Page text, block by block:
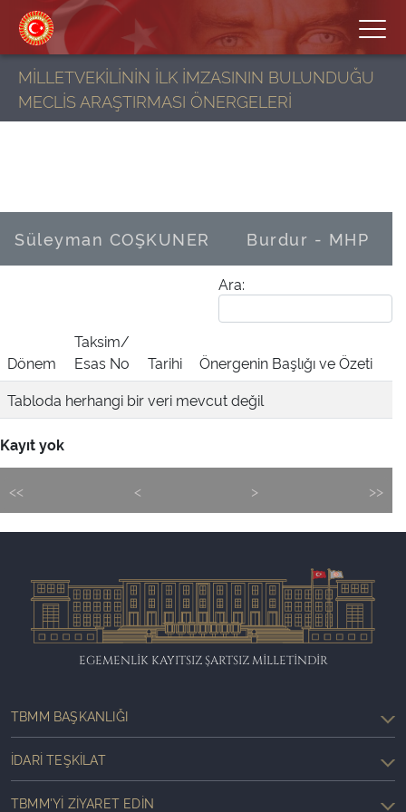
MİLLETVEKİLİNİN İLK İMZASININ BULUNDUĞU
MECLİS ARAŞTIRMASI ÖNERGELERİ
Süleyman COŞKUNER Burdur - MHP
Ara:
Dönem
Taksim/
Esas No
Tarihi
Önergenin Başlığı ve Özeti
Tabloda herhangi bir veri mevcut değil
Kayıt yok
<< < > >>
EGEMENLİK KAYITSIZ ŞARTSIZ MİLLETİNDİR
TBMM BAŞKANLIĞI
İDARI TEŞKILAT
TBMM'YI ZIYARET EDIN